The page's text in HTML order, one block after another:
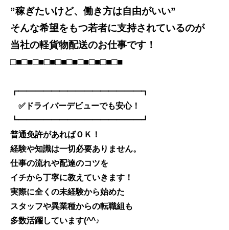
”稼ぎたいけど、働き方は自由がいい”
そんな希望をもつ若者に支持されているのが
当社の軽貨物配送のお仕事です！
□■□■□■□■□■□■□■□■□■□■
┏━━━━━━━━━━━━━━━┓
✅ドライバーデビューでも安心！
┗━━━━━━━━━━━━━━━┛
普通免許があればＯＫ！
経験や知識は一切必要ありません。
仕事の流れや配達のコツを
イチから丁寧に教えていきます！
実際に全くの未経験から始めた
スタッフや異業種からの転職組も
多数活躍しています(^^♪